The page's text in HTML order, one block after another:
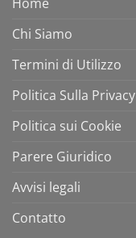
Chi Siamo
Termini di Utilizzo
Politica Sulla Privacy
Politica sui Cookie
Parere Giuridico
Avvisi legali
Contatto